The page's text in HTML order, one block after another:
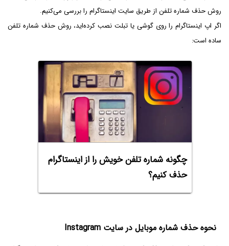
روش حذف شماره تلفن از طریق سایت اینستاگرام را بررسی می‌کنیم.
اگر اپ اینستاگرام را روی گوشی یا تبلت نصب کرده‌اید، روش حذف شماره تلفن
ساده است:
چگونه شماره تلفن خویش را از اینستاگرام
حذف کنیم؟
نحوه حذف شماره موبایل در سایت Instagram